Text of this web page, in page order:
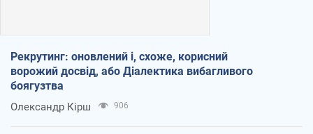
Рекрутинг: оновлений і, схоже, корисний
ворожий досвід, або Діалектика вибагливого
боягузтва
Олександр Кірш 906